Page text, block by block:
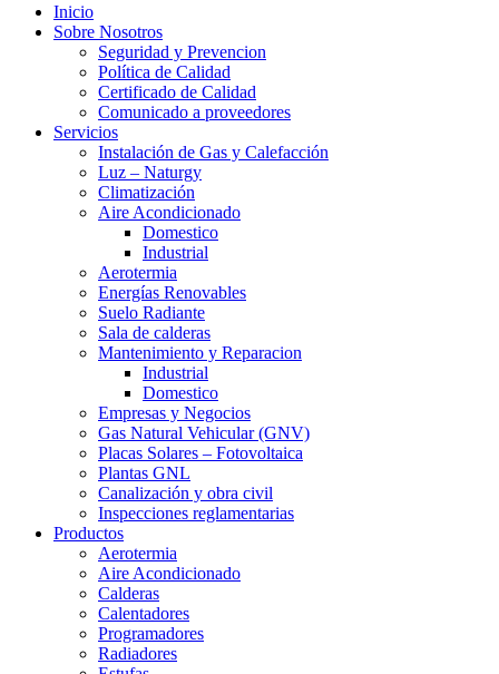
Inicio
Sobre Nosotros
Seguridad y Prevencion
Política de Calidad
Certificado de Calidad
Comunicado a proveedores
Servicios
Instalación de Gas y Calefacción
Luz – Naturgy
Climatización
Aire Acondicionado
Domestico
Industrial
Aerotermia
Energías Renovables
Suelo Radiante
Sala de calderas
Mantenimiento y Reparacion
Industrial
Domestico
Empresas y Negocios
Gas Natural Vehicular (GNV)
Placas Solares – Fotovoltaica
Plantas GNL
Canalización y obra civil
Inspecciones reglamentarias
Productos
Aerotermia
Aire Acondicionado
Calderas
Calentadores
Programadores
Radiadores